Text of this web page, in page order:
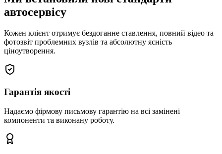
автосервісу
Кожен клієнт отримує бездоганне ставлення, повний відео та
фотозвіт проблемних вузлів та абсолютну ясність
ціноутворення.
Гарантія якості
Надаємо фірмову письмову гарантію на всі замінені
компоненти та виконану роботу.